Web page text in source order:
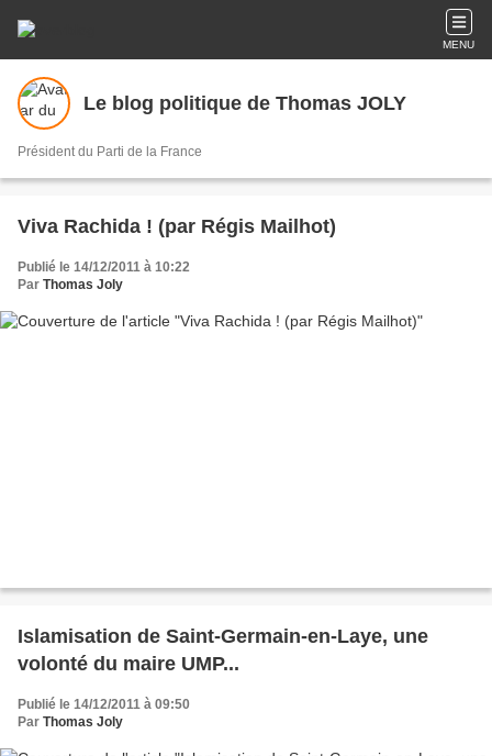
MENU
Le blog politique de Thomas JOLY
Président du Parti de la France
Viva Rachida ! (par Régis Mailhot)
Publié le 14/12/2011 à 10:22
Par Thomas Joly
Islamisation de Saint-Germain-en-Laye, une
volonté du maire UMP...
Publié le 14/12/2011 à 09:50
Par Thomas Joly